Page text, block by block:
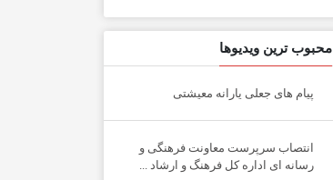
محبوب ترین ویدیوها
پیام های جعلی یارانه معیشتی
انتصاب سرپرست معاونت فرهنگی و
رسانه ای اداره کل فرهنگ و ارشاد ...